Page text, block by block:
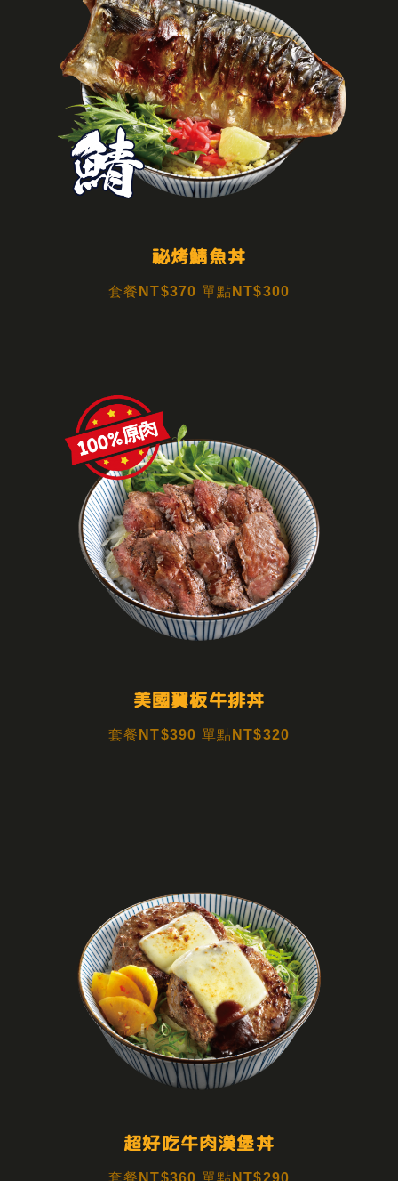
祕烤鯖魚丼
套餐NT$370 單點NT$300
美國翼板牛排丼
套餐NT$390 單點NT$320
超好吃牛肉漢堡丼
套餐NT$360 單點NT$290